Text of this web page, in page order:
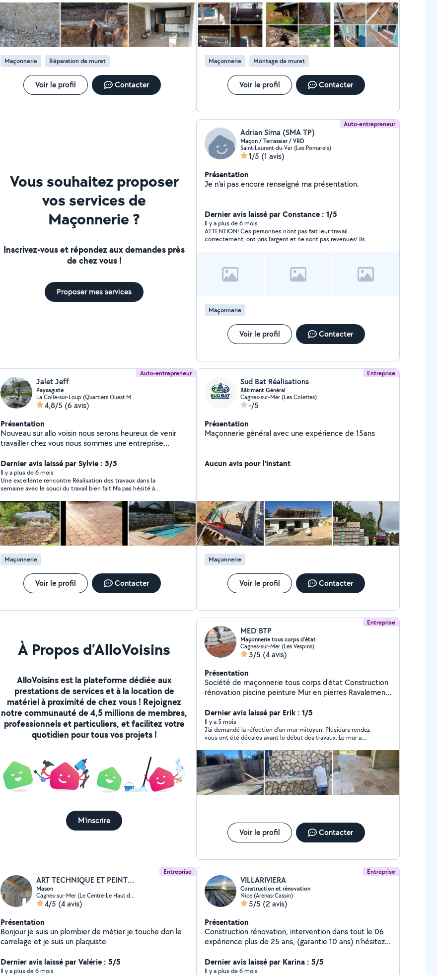
Maçonnerie Réparation de muret
Voir le profil Contacter
Maçonnerie Montage de muret
Voir le profil Contacter
Vous souhaitez proposer
vos services de
Maçonnerie ?
Inscrivez-vous et répondez aux demandes près
de chez vous !
Proposer mes services
Auto-entrepreneur
Adrian Sima (SMA TP)
Maçon / Terrassier / VRD
Saint-Laurent-du-Var (Les Pomarels)
1/5 (1 avis)
Présentation
Je n'ai pas encore renseigné ma présentation.
Dernier avis laissé par Constance : 1/5
Il y a plus de 6 mois
ATTENTION! Ces personnes n’ont pas fait leur travail
correctement, ont pris l’argent et ne sont pas revenues! Ils
Maçonnerie
Voir le profil Contacter
Auto-entrepreneur
Jalet Jeff
Paysagiste
La Colle-sur-Loup (Quartiers Ouest Montgros-Montmeuille)
4,8/5 (6 avis)
Présentation
Nouveau sur allo voisin nous serons heureux de venir
travailler chez vous nous sommes une entreprise
pose de dallage , mur en pierre , terrasse en bois ou
composite .
Dernier avis laissé par Sylvie : 5/5
Il y a plus de 6 mois
Une excellente rencontre Réalisation des travaux dans la
semaine avec le souci du travail bien fait N’a pas hésité à
Maçonnerie
Voir le profil Contacter
Entreprise
Sud Bat Réalisations
Bâtiment Général
Cagnes-sur-Mer (Les Colettes)
-/5
Présentation
Maçonnerie général avec une expérience de 15ans
Aucun avis pour l'instant
Maçonnerie
Voir le profil Contacter
À Propos d’AlloVoisins
AlloVoisins est la plateforme dédiée aux
prestations de services et à la location de
matériel à proximité de chez vous ! Rejoignez
notre communauté de 4,5 millions de membres,
professionnels et particuliers, et facilitez votre
quotidien pour tous vos projets !
M'inscrire
Entreprise
MED BTP
Maçonnerie tous corps d'état
Cagnes-sur-Mer (Les Vespins)
3/5 (4 avis)
Présentation
Société de maçonnerie tous corps d'état Construction
rénovation piscine peinture Mur en pierres Ravalement
Dernier avis laissé par Erik : 1/5
Il y a 5 mois
J'ai demandé la réfection d'un mur mitoyen. Plusieurs rendez-
vous ont été décalés avant le début des travaux. Le mur a
ouvriers ont causé de gros dégâts sur la terrasse de la voisine
en contrebas. Le mur a été fini début septembre et malgré le
fait que l'entreprise m'a assuré par mail que les réparations
allaient être effectuées rapidement, rien n'a encore été fait à
ce jour. Depuis je n'arrive même plus à les joindre ni par email,
ni par téléphone. Cette entreprise n'est pas sérieuse.
Voir le profil Contacter
Entreprise
ART TECHNIQUE ET PEINTURE
Mason
Cagnes-sur-Mer (Le Centre-Le Haut de Cagnes)
4/5 (4 avis)
Présentation
Bonjour je suis un plombier de métier je touche don le
carrelage et je suis un plaquiste
Dernier avis laissé par Valérie : 5/5
Il y a plus de 6 mois
Entreprise
VILLARIVIERA
Construction et rénovation
Nice (Arenas-Cassin)
5/5 (2 avis)
Présentation
Construction rénovation, intervention dans tout le 06
expérience plus de 25 ans, (garantie 10 ans) n'hésitez
Dernier avis laissé par Karina : 5/5
Il y a plus de 6 mois